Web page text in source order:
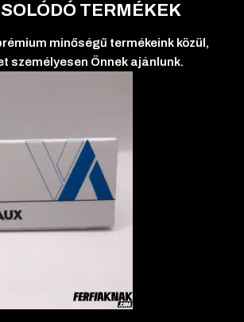
TERMÉKEK
minőségű termékeink közül,
személyesen Önnek ajánlunk.